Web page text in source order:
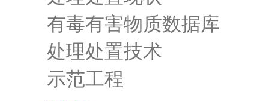
有毒有害物质数据库
处理处置技术
示范工程